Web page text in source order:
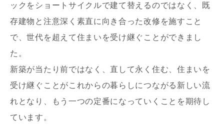
ックをショートサイクルで建て替えるのではなく、既
存建物と注意深く素直に向き合った改修を施すこと
で、世代を超えて住まいを受け継ぐことができまし
た。
新築が当たり前ではなく、直して永く住む、住まいを
受け継ぐことがこれからの暮らしにつながる新しい流
れとなり、もう一つの定番になっていくことを期待し
ています。